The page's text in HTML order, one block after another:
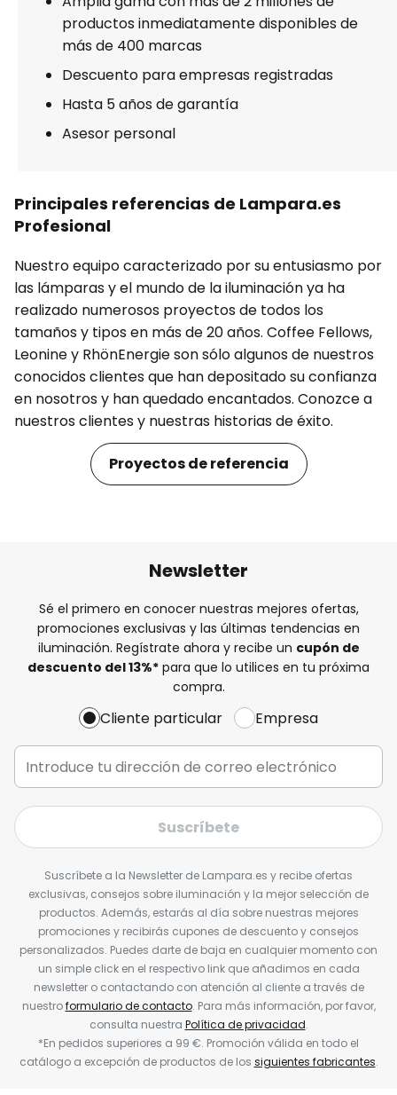
productos inmediatamente disponibles de
más de 400 marcas
Descuento para empresas registradas
Hasta 5 años de garantía
Asesor personal
Principales referencias de Lampara.es
Profesional
Nuestro equipo caracterizado por su entusiasmo por
las lámparas y el mundo de la iluminación ya ha
realizado numerosos proyectos de todos los
tamaños y tipos en más de 20 años. Coffee Fellows,
Leonine y RhönEnergie son sólo algunos de nuestros
conocidos clientes que han depositado su confianza
en nosotros y han quedado encantados. Conozce a
nuestros clientes y nuestras historias de éxito.
Proyectos de referencia
Newsletter
Sé el primero en conocer nuestras mejores ofertas,
promociones exclusivas y las últimas tendencias en
iluminación. Regístrate ahora y recibe un cupón de
descuento del13%* para que lo utilices en tu próxima
compra.
Cliente particular Empresa
Suscríbete
Suscríbete a la Newsletter de Lampara.es y recibe ofertas
exclusivas, consejos sobre iluminación y la mejor selección de
productos. Además, estarás al día sobre nuestras mejores
promociones y recibirás cupones de descuento y consejos
personalizados. Puedes darte de baja en cualquier momento con
un simple click en el respectivo link que añadimos en cada
newsletter o contactando con atención al cliente a través de
nuestroformulario de contacto. Para más información, por favor,
consulta nuestra Política de privacidad.
*En pedidos superiores a 99 €. Promoción válida en todo el
catálogo a excepción de productos de los siguientes fabricantes.